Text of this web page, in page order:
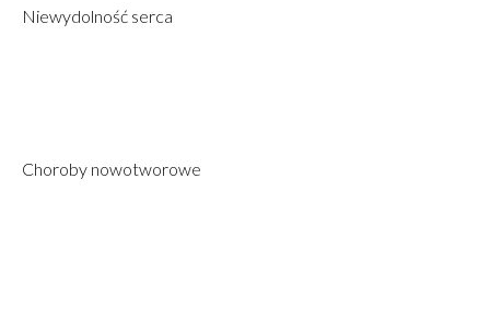
Niewydolność serca
Choroby nowotworowe